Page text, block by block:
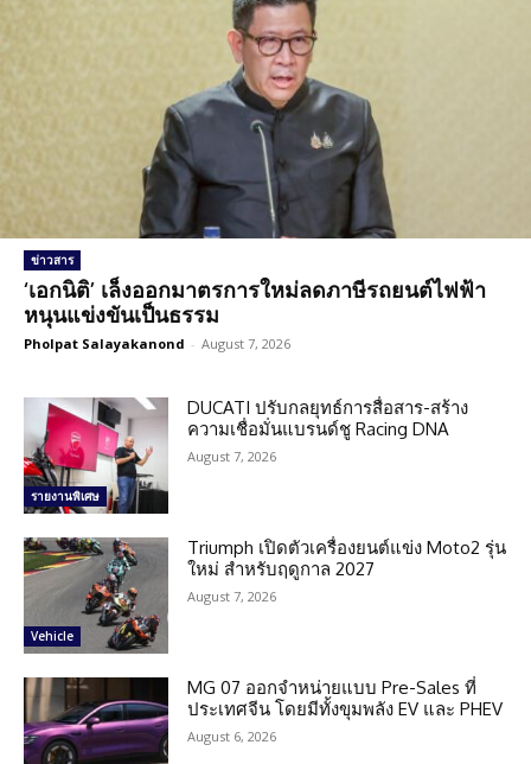
ข่าวสาร
‘เอกนิติ’ เล็งออกมาตรการใหม่ลดภาษีรถยนต์ไฟฟ้า
หนุนแข่งขันเป็นธรรม
Pholpat Salayakanond - August 7, 2026
รายงานพิเศษ
DUCATI ปรับกลยุทธ์การสื่อสาร-สร้าง
ความเชื่อมั่นแบรนด์ชู Racing DNA
August 7, 2026
Vehicle
Triumph เปิดตัวเครื่องยนต์แข่ง Moto2 รุ่น
ใหม่ สำหรับฤดูกาล 2027
August 7, 2026
MG 07 ออกจำหน่ายแบบ Pre-Sales ที่
ประเทศจีน โดยมีทั้งขุมพลัง EV และ PHEV
August 6, 2026